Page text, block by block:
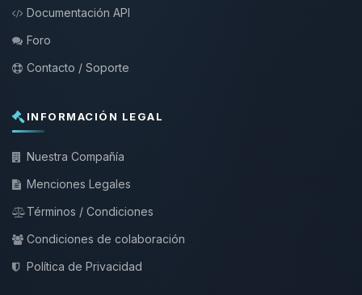
Documentación API
Foro
Contacto / Soporte
INFORMACIÓN LEGAL
Nuestra Compañía
Menciones Legales
Términos / Condiciones
Condiciones de colaboración
Política de Privacidad